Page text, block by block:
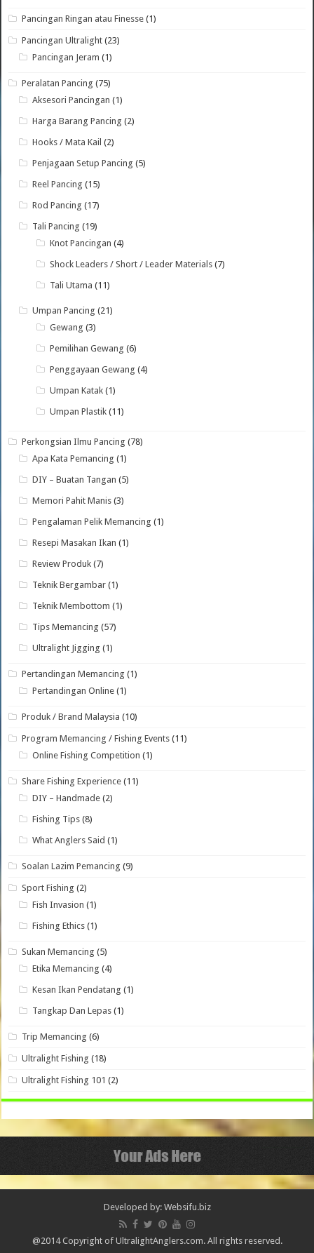
Pancingan Ringan atau Finesse (1)
Pancingan Ultralight (23)
Pancingan Jeram (1)
Peralatan Pancing (75)
Aksesori Pancingan (1)
Harga Barang Pancing (2)
Hooks / Mata Kail (2)
Penjagaan Setup Pancing (5)
Reel Pancing (15)
Rod Pancing (17)
Tali Pancing (19)
Knot Pancingan (4)
Shock Leaders / Short / Leader Materials (7)
Tali Utama (11)
Umpan Pancing (21)
Gewang (3)
Pemilihan Gewang (6)
Penggayaan Gewang (4)
Umpan Katak (1)
Umpan Plastik (11)
Perkongsian Ilmu Pancing (78)
Apa Kata Pemancing (1)
DIY – Buatan Tangan (5)
Memori Pahit Manis (3)
Pengalaman Pelik Memancing (1)
Resepi Masakan Ikan (1)
Review Produk (7)
Teknik Bergambar (1)
Teknik Membottom (1)
Tips Memancing (57)
Ultralight Jigging (1)
Pertandingan Memancing (1)
Pertandingan Online (1)
Produk / Brand Malaysia (10)
Program Memancing / Fishing Events (11)
Online Fishing Competition (1)
Share Fishing Experience (11)
DIY – Handmade (2)
Fishing Tips (8)
What Anglers Said (1)
Soalan Lazim Pemancing (9)
Sport Fishing (2)
Fish Invasion (1)
Fishing Ethics (1)
Sukan Memancing (5)
Etika Memancing (4)
Kesan Ikan Pendatang (1)
Tangkap Dan Lepas (1)
Trip Memancing (6)
Ultralight Fishing (18)
Ultralight Fishing 101 (2)
Developed by: Websifu.biz
@2014 Copyright of UltralightAnglers.com. All rights reserved.